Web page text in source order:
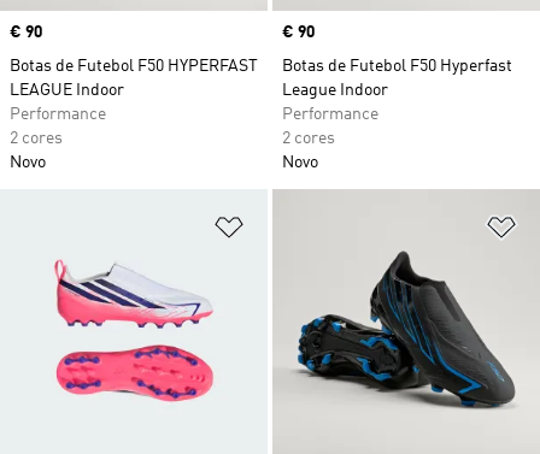
Price
€ 90
Botas de Futebol F50 HYPERFAST
LEAGUE Indoor
Performance
2 cores
Novo
Price
€ 90
Botas de Futebol F50 Hyperfast
League Indoor
Performance
2 cores
Novo
Adicionar à Lista de Desejos